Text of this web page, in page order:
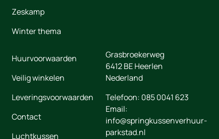
Zeskamp
Winter thema
Huurvoorwaarden
Veilig winkelen
Leveringsvoorwaarden
Contact
Luchtkussen
Grasbroekerweg
6412 BEHeerlen
Nederland
Telefoon: 085 0041 623
Email:
info@springkussenverhuur-
parkstad.nl